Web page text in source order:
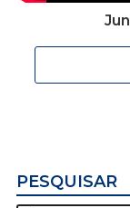
PESQUISAR